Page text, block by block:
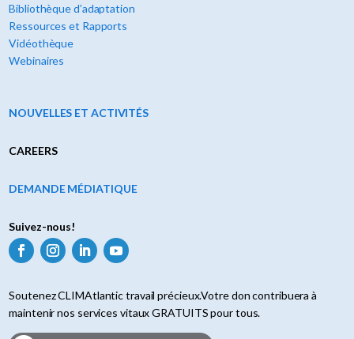
Bibliothèque d’adaptation
Ressources et Rapports
Vidéothèque
Webinaires
NOUVELLES ET ACTIVITÉS
CAREERS
DEMANDE MÉDIATIQUE
Suivez-nous!
Soutenez CLIMAtlantic travail précieux.Votre don contribuera à
maintenir nos services vitaux GRATUITS pour tous.